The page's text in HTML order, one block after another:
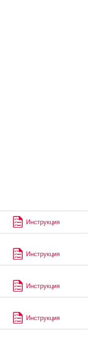
Инструкция
Инструкция
Инструкция
Инструкция